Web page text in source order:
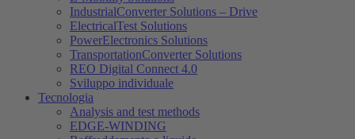
IndustrialConverter Solutions – Drive
ElectricalTest Solutions
PowerElectronics Solutions
TransportationConverter Solutions
REO Digital Connect 4.0
Sviluppo individuale
Tecnologia
Analysis and test methods
EDGE-WINDING